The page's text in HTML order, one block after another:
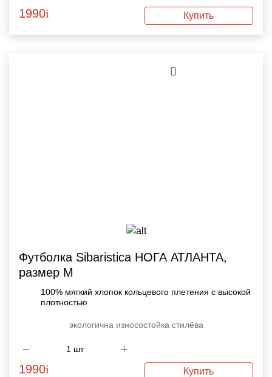
1990i Купить
Футболка Sibaristica НОГА АТЛАНТА,
размер M
100% мягкий хлопок кольцевого плетения с высокой
плотностью
экологична износостойка стилёва
1990i Купить